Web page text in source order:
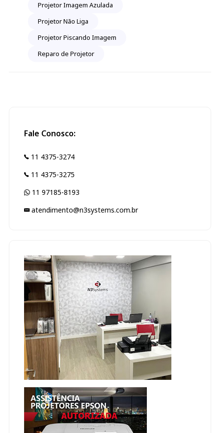
Projetor Imagem Azulada
Projetor Não Liga
Projetor Piscando Imagem
Reparo de Projetor
Fale Conosco:
11 4375-3274
11 4375-3275
11 97185-8193
atendimento@n3systems.com.br